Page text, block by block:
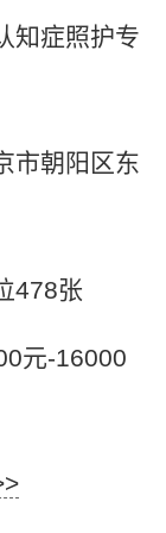
知症照护专
市朝阳区东
478张
元-16000